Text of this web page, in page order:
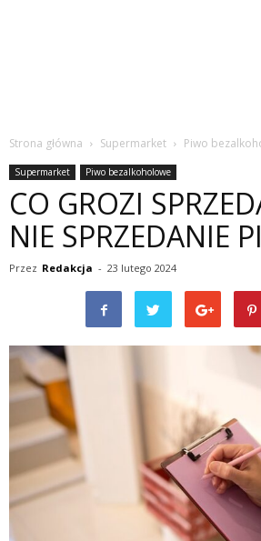
Strona główna Supermarket Piwo
Supermarket Piwo bezalkoholowe
CO GROZI
NIE SPRZEDANIE
Przez Redakcja - 23 lutego 2024